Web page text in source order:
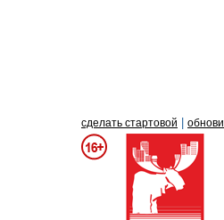
сделать стартовой